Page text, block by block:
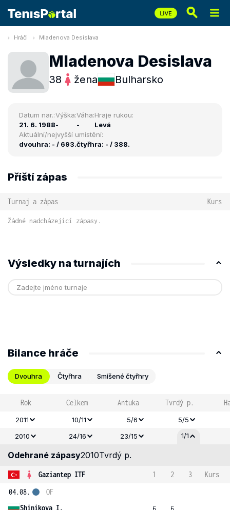
Hráči Mladenova Desislava
Mladenova Desislava
38 žena Bulharsko
Datum nar.:
21. 6. 1988
Výška:
-
Váha:
-
Hraje rukou:
Levá
Aktuální/nejvyšší umístění:
dvouhra: - / 693.čtyřhra: - / 388.
Příští zápas
Turnaj a zápas Kurs
Žádné nadcházející zápasy.
Výsledky na turnajích
Bilance hráče
Dvouhra Čtyřhra Smíšené čtyřhry
Rok Celkem Antuka Tvrdý p.
2011 10/11 5/6
5/5
2010
24/16 23/15 1/1
Odehrané zápasy2010Tvrdý p.
Gaziantep ITF 1 2 3
Kurs
04.08.
Shinikova I.
OF